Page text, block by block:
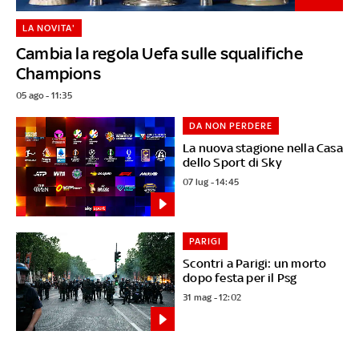
Cambia la regola Uefa sulle squalifiche
Champions
LA NOVITA'
05 ago - 11:35
La nuova stagione nella Casa
dello Sport di Sky
DA NON PERDERE
07 lug - 14:45
Scontri a Parigi: un morto
dopo festa per il Psg
PARIGI
31 mag - 12:02